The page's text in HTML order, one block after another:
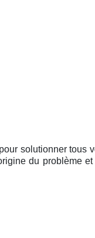
solutionner tous
du problème